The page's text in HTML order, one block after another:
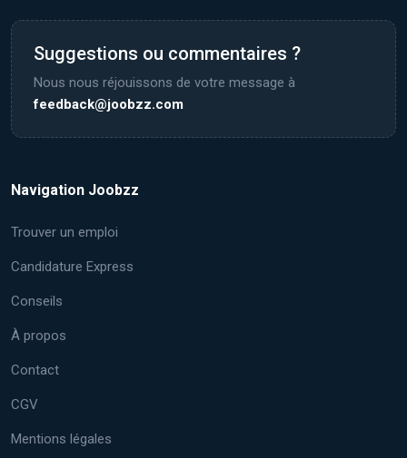
Suggestions ou commentaires ?
Nous nous réjouissons de votre message à
feedback@joobzz.com
Navigation Joobzz
Trouver un emploi
Candidature Express
Conseils
À propos
Contact
CGV
Mentions légales